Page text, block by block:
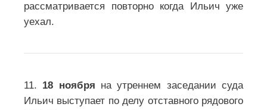
рассматривается повторно когда Ильич уже
уехал.
11. 18 ноября на утреннем заседании суда
Ильич выступает по делу отставного рядового